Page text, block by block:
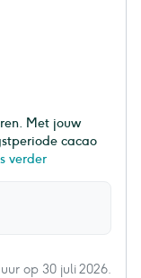
Met jouw
cacao
verder
op 30 juli 2026.